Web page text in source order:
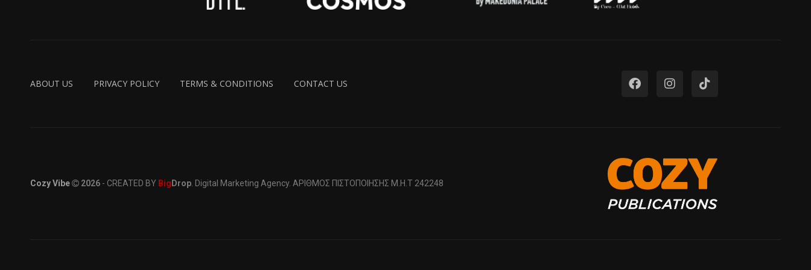
ABOUT US PRIVACY POLICY TERMS & CONDITIONS CONTACT US
Cozy Vibe 2026 - CREATED BY Big Drop. Digital Marketing Agency. ΑΡΙΘΜΟΣ ΠΙΣΤΟΠΟΙΗΣΗΣ Μ.Η.Τ 242248